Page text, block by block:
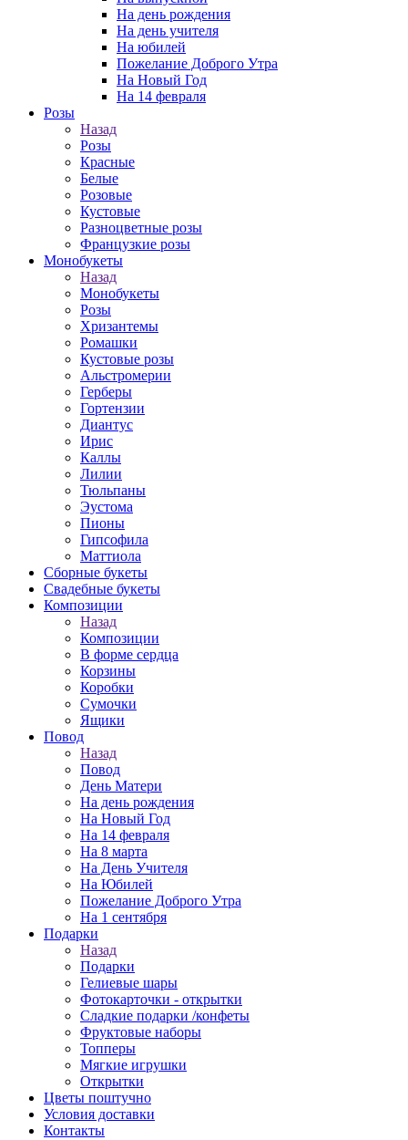
На день рождения
На день учителя
На юбилей
Пожелание Доброго Утра
На Новый Год
На 14 февраля
Розы
Назад
Розы
Красные
Белые
Розовые
Кустовые
Разноцветные розы
Французкие розы
Монобукеты
Назад
Монобукеты
Розы
Хризантемы
Ромашки
Кустовые розы
Альстромерии
Герберы
Гортензии
Диантус
Ирис
Каллы
Лилии
Тюльпаны
Эустома
Пионы
Гипсофила
Маттиола
Сборные букеты
Свадебные букеты
Композиции
Назад
Композиции
В форме сердца
Корзины
Коробки
Сумочки
Ящики
Повод
Назад
Повод
День Матери
На день рождения
На Новый Год
На 14 февраля
На 8 марта
На День Учителя
На Юбилей
Пожелание Доброго Утра
На 1 сентября
Подарки
Назад
Подарки
Гелиевые шары
Фотокарточки - открытки
Сладкие подарки /конфеты
Фруктовые наборы
Топперы
Мягкие игрушки
Открытки
Цветы поштучно
Условия доставки
Контакты